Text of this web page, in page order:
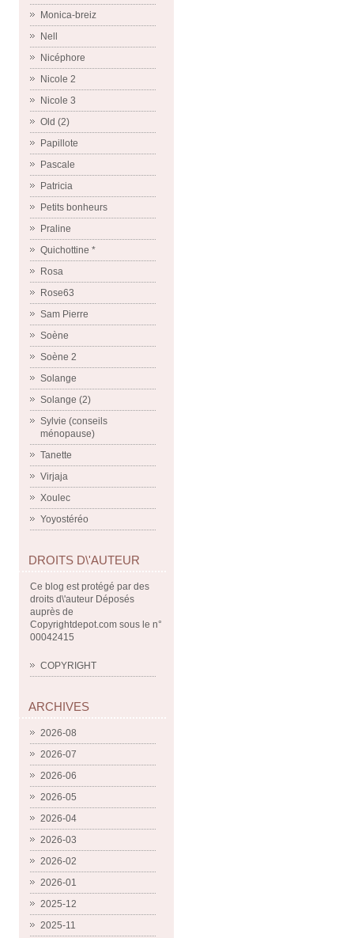
Monica-breiz
Nell
Nicéphore
Nicole 2
Nicole 3
Old (2)
Papillote
Pascale
Patricia
Petits bonheurs
Praline
Quichottine *
Rosa
Rose63
Sam Pierre
Soène
Soène 2
Solange
Solange (2)
Sylvie (conseils
ménopause)
Tanette
Virjaja
Xoulec
Yoyostéréo
DROITS D\'AUTEUR
Ce blog est protégé par des
droits d\'auteur Déposés
auprès de
Copyrightdepot.com sous le n°
00042415
COPYRIGHT
ARCHIVES
2026-08
2026-07
2026-06
2026-05
2026-04
2026-03
2026-02
2026-01
2025-12
2025-11